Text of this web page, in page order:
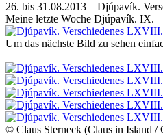
26. bis 31.08.2013 – Djúpavík.
Meine letzte Woche Djúpavík. IX.
Um das nächste Bild zu sehen
© Claus Sterneck (Claus in Island /